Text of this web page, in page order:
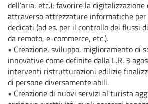
dell’aria, etc.); favorire la digitalizzazione
attraverso attrezzature informatiche
dedicati (ad es. per il controllo dei flussi
da remoto, e-commerce, etc.).
• Creazione, sviluppo, miglioramento di
innovative come definite dalla L.R. 3
interventi ristrutturazioni edilizie
di persone diversamente abili.
• Creazione di nuovi servizi al turista